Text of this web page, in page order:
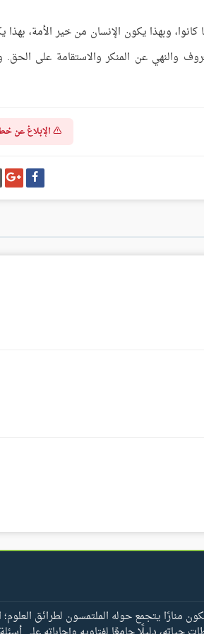
وبهذا يكون الإنسان من خير الأمة، بهذا
والنهي عن المنكر والاستقامة على الحق.
الإبلاغ عن
شارك
على
فيسبوك
منارًا يتجمع حوله الملتمسون لطرائق العلوم؛